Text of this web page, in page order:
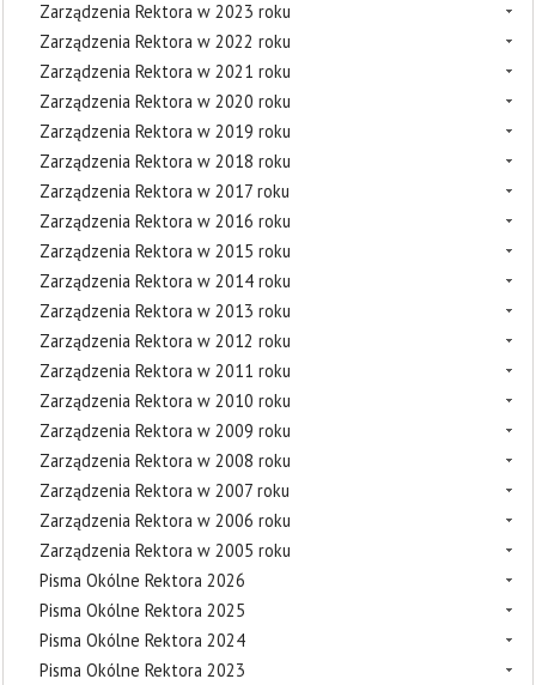
Zarządzenia Rektora w 2023 roku
Zarządzenia Rektora w 2022 roku
Zarządzenia Rektora w 2021 roku
Zarządzenia Rektora w 2020 roku
Zarządzenia Rektora w 2019 roku
Zarządzenia Rektora w 2018 roku
Zarządzenia Rektora w 2017 roku
Zarządzenia Rektora w 2016 roku
Zarządzenia Rektora w 2015 roku
Zarządzenia Rektora w 2014 roku
Zarządzenia Rektora w 2013 roku
Zarządzenia Rektora w 2012 roku
Zarządzenia Rektora w 2011 roku
Zarządzenia Rektora w 2010 roku
Zarządzenia Rektora w 2009 roku
Zarządzenia Rektora w 2008 roku
Zarządzenia Rektora w 2007 roku
Zarządzenia Rektora w 2006 roku
Zarządzenia Rektora w 2005 roku
Pisma Okólne Rektora 2026
Pisma Okólne Rektora 2025
Pisma Okólne Rektora 2024
Pisma Okólne Rektora 2023